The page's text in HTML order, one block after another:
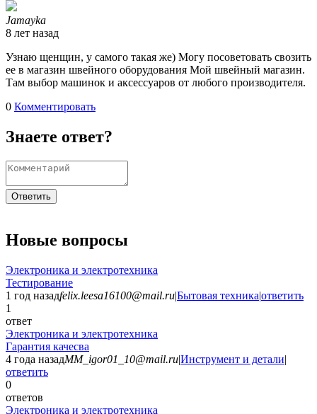
Jamayka
8 лет назад
Узнаю щенщин, у самого такая же) Могу посоветовать свозить
ее в магазин швейного оборудования Мой швейный магазин.
Там выбор машинок и аксессуаров от любого производителя.
0 Комментировать
Знаете ответ?
Ответить
Новые вопросы
Электроника и электротехника
Тестирование
1 год назадfelix.leesa16100@mail.ru|Бытовая техника|ответить
1
ответ
Электроника и электротехника
Гарантия качесва
4 года назадMM_igor01_10@mail.ru|Инструмент и детали|
ответить
0
ответов
Электроника и электротехника